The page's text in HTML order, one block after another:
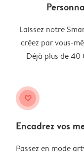
Laissez notre
créez par vous-
Déjà plus de
heart
Encadrez vos
Passez en mode